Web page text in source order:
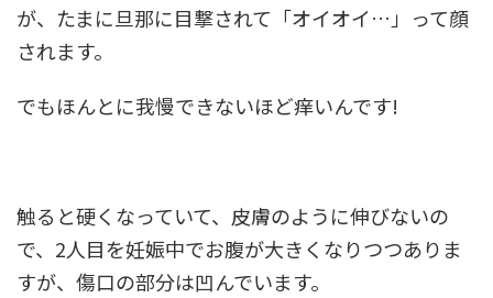
が、たまに旦那に目撃されて「オイオイ…」って顔
されます。
でもほんとに我慢できないほど痒いんです!
触ると硬くなっていて、皮膚のように伸びないの
で、2人目を妊娠中でお腹が大きくなりつつありま
すが、傷口の部分は凹んでいます。